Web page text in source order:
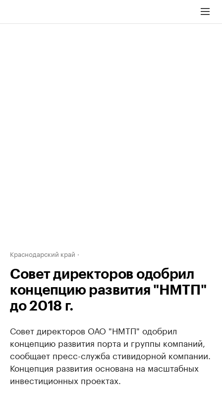
Краснодарский край
Совет директоров одобрил
концепцию развития "НМТП"
до 2018 г.
Совет директоров ОАО "НМТП" одобрил
концепцию развития порта и группы компаний,
сообщает пресс-служба стивидорной компании.
Концепция развития основана на масштабных
инвестиционных проектах.